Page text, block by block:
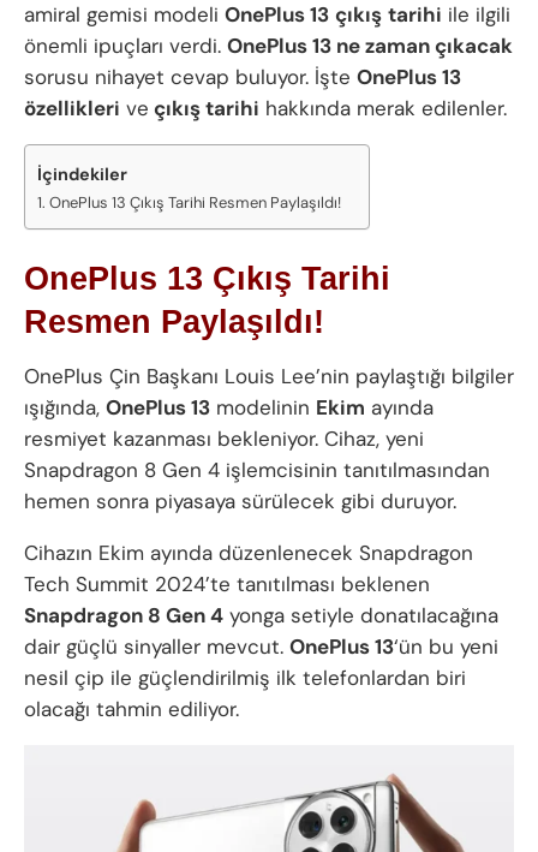
amiral gemisi modeli OnePlus 13 çıkış tarihi ile ilgili
önemli ipuçları verdi. OnePlus 13 ne zaman çıkacak
sorusu nihayet cevap buluyor. İşte OnePlus 13
özellikleri ve çıkış tarihi hakkında merak edilenler.
İçindekiler
OnePlus 13 Çıkış Tarihi Resmen Paylaşıldı!
OnePlus 13 Çıkış Tarihi
Resmen Paylaşıldı!
OnePlus Çin Başkanı Louis Lee’nin paylaştığı bilgiler
ışığında, OnePlus 13 modelinin Ekim ayında
resmiyet kazanması bekleniyor. Cihaz, yeni
Snapdragon 8 Gen 4 işlemcisinin tanıtılmasından
hemen sonra piyasaya sürülecek gibi duruyor.
Cihazın Ekim ayında düzenlenecek Snapdragon
Tech Summit 2024’te tanıtılması beklenen
Snapdragon 8 Gen 4 yonga setiyle donatılacağına
dair güçlü sinyaller mevcut. OnePlus 13‘ün bu yeni
nesil çip ile güçlendirilmiş ilk telefonlardan biri
olacağı tahmin ediliyor.